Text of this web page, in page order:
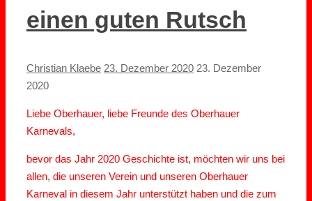
einen guten Rutsch
Christian Klaebe 23. Dezember 2020 23. Dezember
2020
Liebe Oberhauer, liebe Freunde des Oberhauer
Karnevals,
bevor das Jahr 2020 Geschichte ist, möchten wir uns bei
allen, die unseren Verein und unseren Oberhauer
Karneval in diesem Jahr unterstützt haben und die zum